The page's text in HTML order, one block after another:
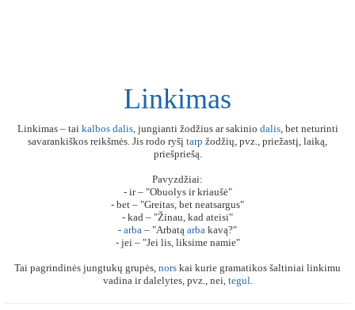
Linkimas
Linkimas – tai kalbos dalis, jungianti žodžius ar sakinio dalis, bet neturinti
savarankiškos reikšmės. Jis rodo ryšį tarp žodžių, pvz., priežastį, laiką,
priešpriešą.
Pavyzdžiai:
- ir – "Obuolys ir kriaušė"
- bet – "Greitas, bet neatsargus"
- kad – "Žinau, kad ateisi"
- arba – "Arbatą arba kavą?"
- jei – "Jei lis, liksime namie"
Tai pagrindinės jungtukų grupės, nors kai kurie gramatikos šaltiniai linkimu
vadina ir dalelytes, pvz., nei, tegul.